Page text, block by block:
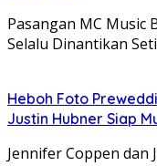
Pasangan MC Music
Selalu Dinantikan
Heboh Foto
Justin Hubner Siap
Jennifer Coppen